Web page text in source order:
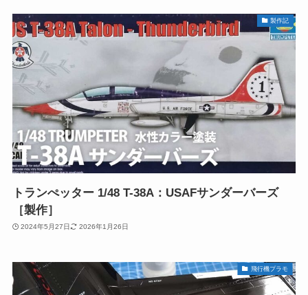
製作記
トランぺッター 1/48 T-38A：USAFサンダーバーズ
［製作］
2024年5月27日 2026年1月26日
飛行機プラモ